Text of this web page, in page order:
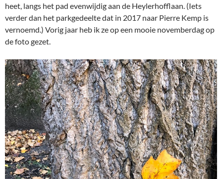
heet, langs het pad evenwijdig aan de Heylerhofflaan. (Iets
verder dan het parkgedeelte dat in 2017 naar Pierre Kemp is
vernoemd.) Vorig jaar heb ik ze op een mooie novemberdag op
de foto gezet.